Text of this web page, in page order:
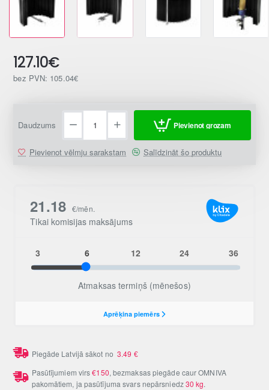
127.10€
bez PVN: 105.04€
Daudzums Pievienot grozam
Pievienot vēlmju sarakstam Salīdzināt šo produktu
Piegāde Latvijā sākot no3.49 €
Pasūtījumiem virs€150, bezmaksas piegāde caur OMNIVA
pakomātiem, ja pasūtījuma svars nepārsniedz30 kg.